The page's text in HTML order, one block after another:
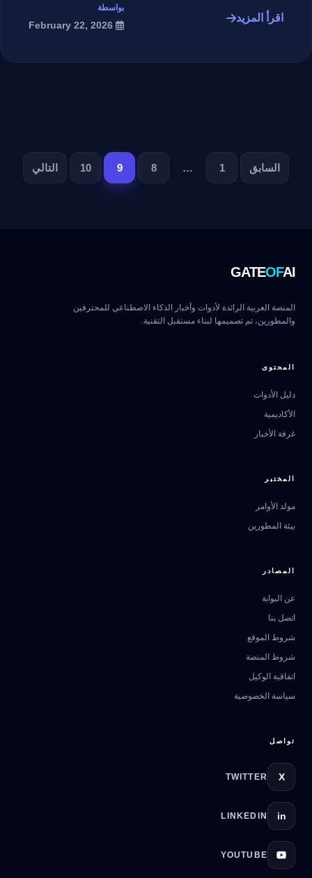
اقرأ المزيد
بواسطة
February 22, 2026
تصفح
المقالات
السابق 1
…
8
9
10 التالي
GATEOFAI
المنصة العربية الرائدة لأدوات وأخبار الذكاء الاصطناعي للمحترفين
والمطورين، تم تصميمها لبناء مستقبل التقنية.
المحتوى
دليل الأدوات
الأكاديمية
غرفة الأخبار
المختبر
مولد الأوامر
بيئة المطورين
المصادر
عن البوابة
اتصل بنا
شروط الموقع
شروط المنصة
اتفاقية الوكيل
سياسة الخصوصية
تواصل
X
TWITTER
in
LINKEDIN
YOUTUBE